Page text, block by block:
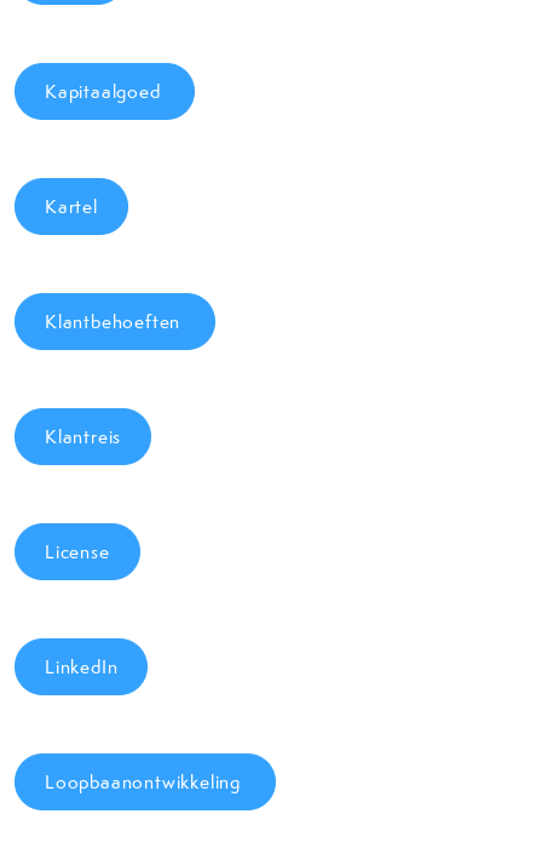
Kapitaalgoed
Kartel
Klantbehoeften
Klantreis
License
LinkedIn
Loopbaanontwikkeling